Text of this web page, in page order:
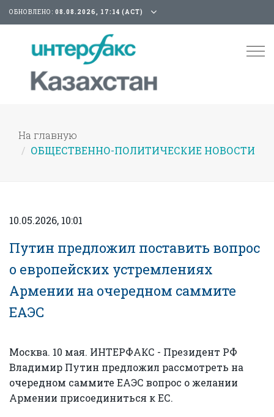
ОБНОВЛЕНО: 08.08.2026, 17:14 (АСТ)
На главную
ОБЩЕСТВЕННО-ПОЛИТИЧЕСКИЕ НОВОСТИ
10.05.2026, 10:01
Путин предложил поставить вопрос
о европейских устремлениях
Армении на очередном саммите
ЕАЭС
Москва. 10 мая. ИНТЕРФАКС - Президент РФ
Владимир Путин предложил рассмотреть на
очередном саммите ЕАЭС вопрос о желании
Армении присоединиться к ЕС.